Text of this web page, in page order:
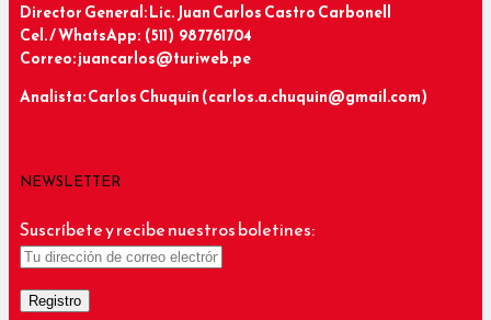
Director General: Lic.Juan Carlos Castro Carbonell
Cel. / WhatsApp: (511) 987761704
Correo: juancarlos@turiweb.pe
Analista: Carlos Chuquín (carlos.a.chuquin@gmail.com)
NEWSLETTER
Suscríbete y recibe nuestros boletines: